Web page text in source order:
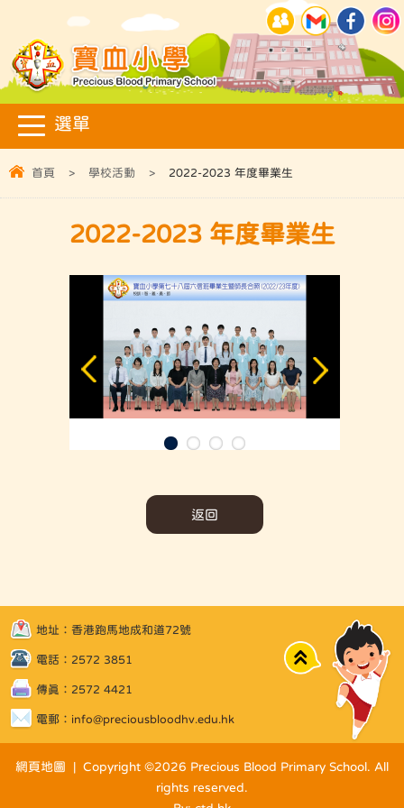
首頁 > 學校活動 > 2022-2023 年度畢業生
2022-2023 年度畢業生
返回
地址：香港跑馬地成和道72號
電話：2572 3851
傳真：2572 4421
電郵： info@preciousbloodhv.edu.hk
Top
網頁地圖 | Copyright ©2026 Precious Blood Primary School. All
rights reserved.